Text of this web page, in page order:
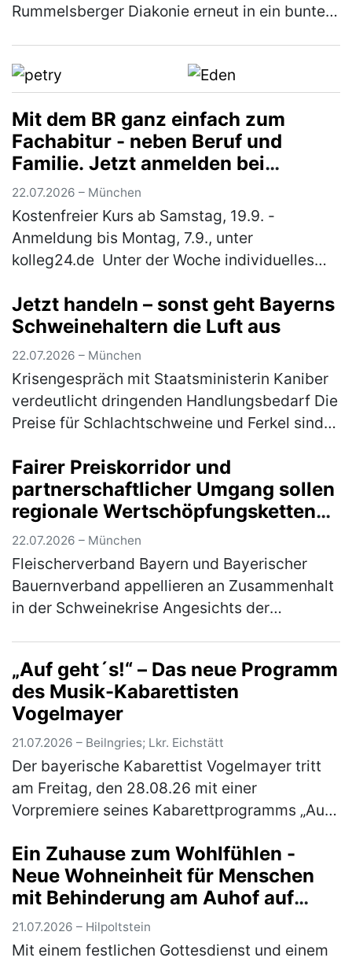
Rummelsberger Diakonie erneut in ein buntes
(mehr)
Mit dem BR ganz einfach zum
Fachabitur - neben Beruf und
Familie. Jetzt anmelden bei
"kolleg24"
22.07.2026 – München
Kostenfreier Kurs ab Samstag, 19.9. -
Anmeldung bis Montag, 7.9., unter
kolleg24.de Unter der Woche individuelles
Unterricht in einer nahe gelegenen Schule…
(mehr)
Jetzt handeln – sonst geht Bayerns
Schweinehaltern die Luft aus
22.07.2026 – München
Krisengespräch mit Staatsministerin Kaniber
verdeutlicht dringenden Handlungsbedarf Die
Preise für Schlachtschweine und Ferkel sind
und Fußballweltmeisterscha…(mehr)
Fairer Preiskorridor und
partnerschaftlicher Umgang sollen
regionale Wertschöpfungsketten
sichern
22.07.2026 – München
Fleischerverband Bayern und Bayerischer
Bauernverband appellieren an Zusammenhalt
in der Schweinekrise Angesichts der
B…(mehr)
„Auf geht´s!“ – Das neue Programm
des Musik-Kabarettisten
Vogelmayer
21.07.2026 – Beilngries; Lkr. Eichstätt
Der bayerische Kabarettist Vogelmayer tritt
am Freitag, den 28.08.26 mit einer
Vorpremiere seines Kabarettprogramms „Auf
Beilngries auf. Einlass ist um 18 Uhr.… (mehr)
Ein Zuhause zum Wohlfühlen -
Neue Wohneinheit für Menschen
mit Behinderung am Auhof auf
traditionellem Jahresfest
eingeweiht
21.07.2026 – Hilpoltstein
Mit einem festlichen Gottesdienst und einem